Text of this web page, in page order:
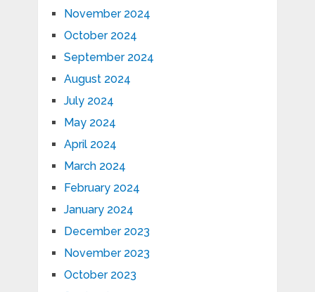
November 2024
October 2024
September 2024
August 2024
July 2024
May 2024
April 2024
March 2024
February 2024
January 2024
December 2023
November 2023
October 2023